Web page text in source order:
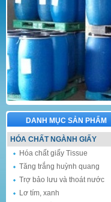
DANH MỤC SẢN PHẨM
HÓA CHẤT NGÀNH GIẤY
Hóa chất giấy Tissue
Tăng trắng huỳnh quang
Trợ bảo lưu và thoát nước
Lơ tím, xanh